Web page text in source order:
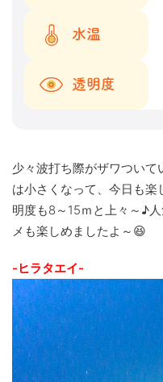
水温
透明度
少々波打ち際がザワつい
は小さくなって、今日も
明度も8～15ｍと上々～♪
メも楽しめましたよ～😆
-ヒラタエイ-